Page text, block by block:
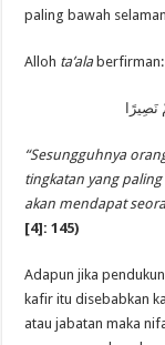
paling bawah
Alloh ta’ala berfirman:
“Sesungguhnya
tingkatan yang
akan mendapat
[4]: 145)
Adapun jika
kafir itu disebabkan
atau jabatan maka